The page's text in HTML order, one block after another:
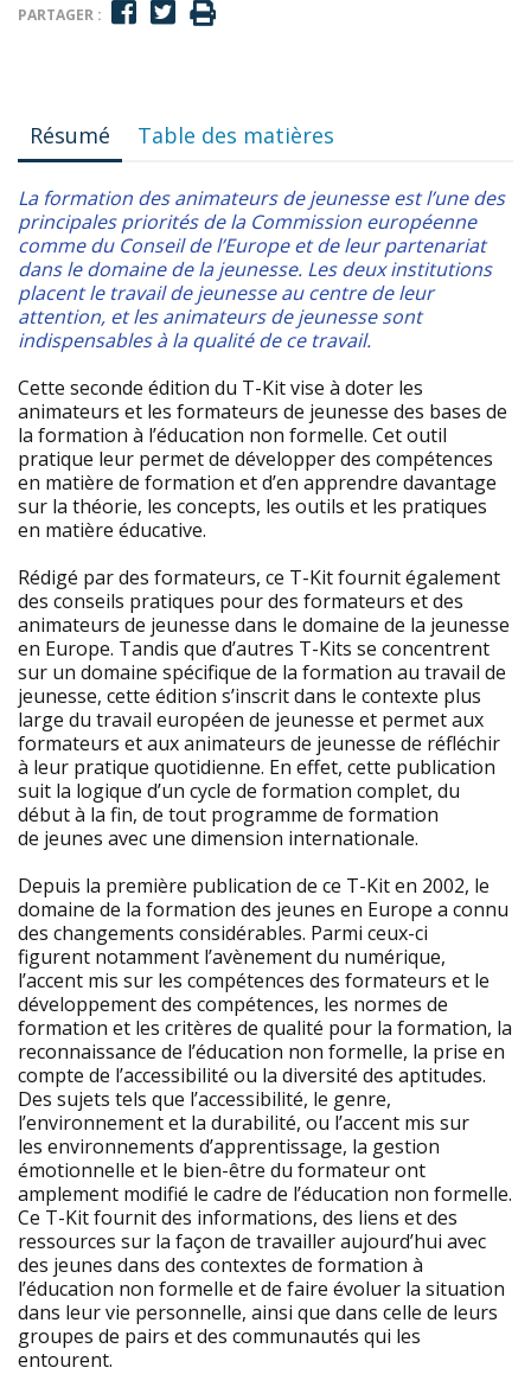
PARTAGER :
Résumé Table des matières
La formation des animateurs de jeunesse est l’une des
principales priorités de la Commission européenne
comme du Conseil de l’Europe et de leur partenariat
dans le domaine de la jeunesse. Les deux institutions
placent le travail de jeunesse au centre de leur
attention, et les animateurs de jeunesse sont
indispensables à la qualité de ce travail.
Cette seconde édition du T-Kit vise à doter les
animateurs et les formateurs de jeunesse des bases de
la formation à l’éducation non formelle. Cet outil
pratique leur permet de développer des compétences
en matière de formation et d’en apprendre davantage
sur la théorie, les concepts, les outils et les pratiques
en matière éducative.
Rédigé par des formateurs, ce T-Kit fournit également
des conseils pratiques pour des formateurs et des
animateurs de jeunesse dans le domaine de la jeunesse
en Europe. Tandis que d’autres T-Kits se concentrent
sur un domaine spécifique de la formation au travail de
jeunesse, cette édition s’inscrit dans le contexte plus
large du travail européen de jeunesse et permet aux
formateurs et aux animateurs de jeunesse de réfléchir
à leur pratique quotidienne. En effet, cette publication
suit la logique d’un cycle de formation complet, du
début à la fin, de tout programme de formation
de jeunes avec une dimension internationale.
Depuis la première publication de ce T-Kit en 2002, le
domaine de la formation des jeunes en Europe a connu
des changements considérables. Parmi ceux-ci
figurent notamment l’avènement du numérique,
l’accent mis sur les compétences des formateurs et le
développement des compétences, les normes de
formation et les critères de qualité pour la formation, la
reconnaissance de l’éducation non formelle, la prise en
compte de l’accessibilité ou la diversité des aptitudes.
Des sujets tels que l’accessibilité, le genre,
l’environnement et la durabilité, ou l’accent mis sur
les environnements d’apprentissage, la gestion
émotionnelle et le bien-être du formateur ont
amplement modifié le cadre de l’éducation non formelle.
Ce T-Kit fournit des informations, des liens et des
ressources sur la façon de travailler aujourd’hui avec
des jeunes dans des contextes de formation à
l’éducation non formelle et de faire évoluer la situation
dans leur vie personnelle, ainsi que dans celle de leurs
groupes de pairs et des communautés qui les
entourent.